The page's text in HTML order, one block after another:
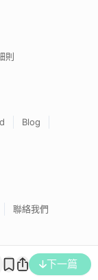
下一篇
則
Blog
聯絡我們